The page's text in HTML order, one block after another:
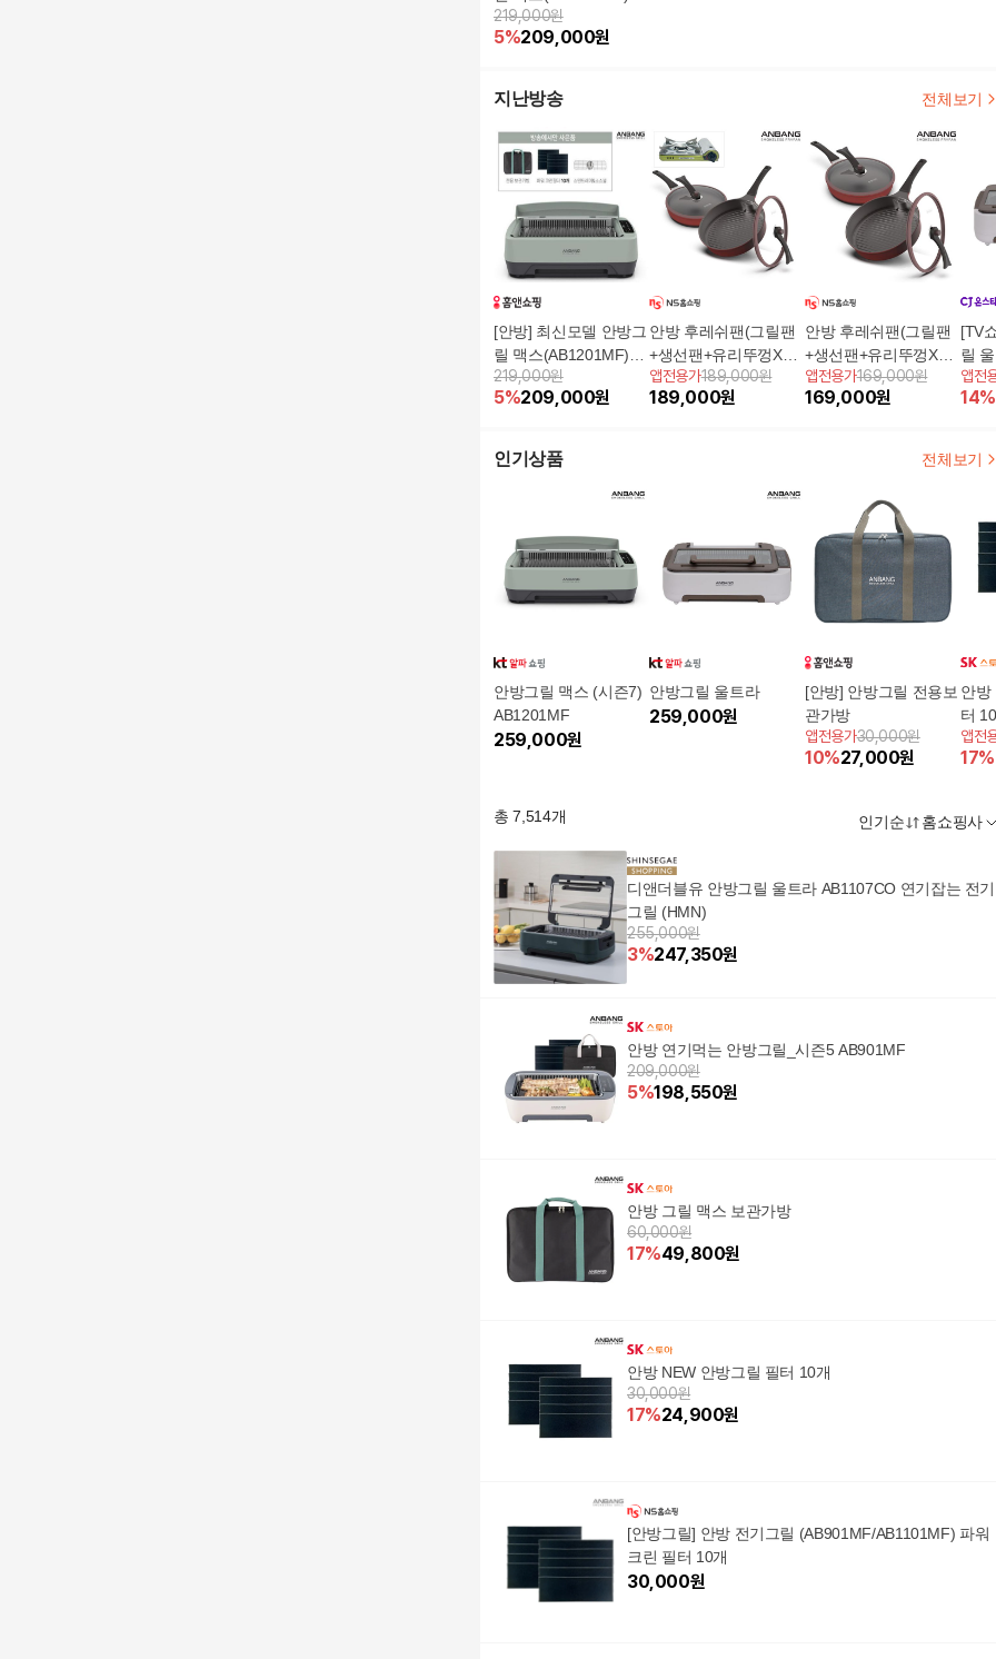
+보관가방, 필터 10개,
스텐트레이, 소스볼
219,000원
5%209,000원
지난방송 전체보기
[안방] 최신모델 안방그
릴 맥스(AB1201MF)
+보관가방, 필터 10개,
스텐트레이, 소스볼
219,000원
5%209,000원
안방 후레쉬팬(그릴팬
+생선팬+유리뚜껑X2
+손잡이X2)+가스 버너
5%쿠폰+구매 후 3천원
앱전용가189,000원
189,000원
안방 후레쉬팬(그릴팬
+생선팬+유리뚜껑X2
+손잡이X2)5%쿠폰+구
매 후 3천원 적립
앱전용가169,000원
169,000원
[TV
릴
+볶
앱전
14%
인기상품 전체보기
안방그릴 맥스 (시즌7)
AB1201MF
259,000원
안방그릴 울트라
259,000원
[안방] 안방그릴 전용보
관가방
앱전용가30,000원
10%27,000원
안방
터
앱전
17%
총7,514개 인기순 홈쇼핑사
디앤더블유 안방그릴 울트라 AB1107CO 연기잡는 전기
그릴 (HMN)
255,000원
3%247,350원
안방 연기먹는 안방그릴_시즌5 AB901MF
209,000원
5%198,550원
안방 그릴 맥스 보관가방
60,000원
17%49,800원
안방 NEW 안방그릴 필터 10개
30,000원
17%24,900원
[안방그릴] 안방 전기그릴 (AB901MF/AB1101MF) 파워
크린 필터 10개
30,000원